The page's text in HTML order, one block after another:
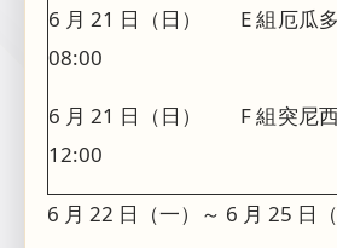
6 月 21 日（日）
08:00
E 組厄瓜
6 月 21 日（日）
12:00
F 組突尼
6 月 22 日（一）～ 6 月 25 日（